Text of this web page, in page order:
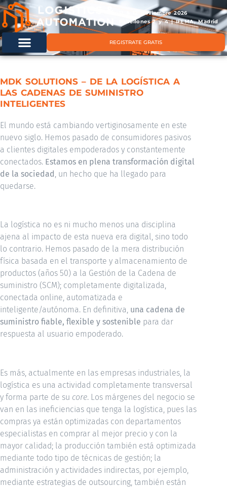
11 & 12 noviembre 2026
Pabellones 2 y 4 | IFEMA, Madrid
REGISTRATE GRATIS
MDK SOLUTIONS – DE LA LOGÍSTICA A
LAS CADENAS DE SUMINISTRO
INTELIGENTES
El mundo está cambiando vertiginosamente en este
nuevo siglo. Hemos pasado de consumidores pasivos
a clientes digitales empoderados y constantemente
conectados. Estamos en plena transformación digital
de la sociedad , un hecho que ha llegado para
quedarse.
La logística no es ni mucho menos una disciplina
ajena al impacto de esta nueva era digital, sino todo
lo contrario. Hemos pasado de la mera distribución
física basada en el transporte y almacenamiento de
productos (años 50) a la Gestión de la Cadena de
suministro (SCM); completamente digitalizada,
conectada online, automatizada e
inteligente/autónoma. En definitiva, una cadena de
suministro fiable, flexible y sostenible para dar
respuesta al usuario empoderado.
Es más, actualmente en las empresas industriales, la
logística es una actividad completamente transversal
y forma parte de su core. Los márgenes del negocio se
van en las ineficiencias que tenga la logística, pues las
compras ya están optimizadas con departamentos
especialistas en comprar al mejor precio y con la
mayor calidad; la producción también está optimizada
mediante todo tipo de técnicas de gestión; la
administración y actividades indirectas, por ejemplo,
mediante estrategias de outsourcing, también están